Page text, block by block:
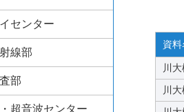
関
附属病院50周年記念誌
大学病院改革プラン
資料
川
川
センター
線部
部
超音波センター